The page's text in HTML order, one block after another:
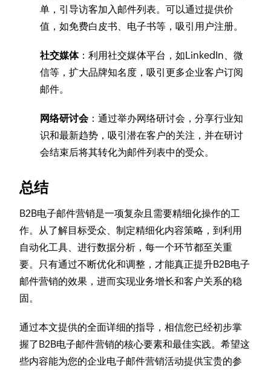
单，引导访客加入邮件列表。可以通过提供价
值，如免费白皮书、电子书等，吸引用户注册。
社交媒体：利用社交媒体平台，如LinkedIn、微
信等，扩大品牌知名度，吸引更多企业客户订阅
邮件。
网络研讨会：通过举办网络研讨会，分享行业知
识和最新趋势，吸引潜在客户的关注，并在研讨
会结束后将其转化为邮件列表中的受众。
总结
B2B电子邮件营销是一项复杂且需要精细化操作的工
作。从了解目标受众、制定精细化内容策略，到利用
自动化工具、进行数据分析，每一个环节都至关重
要。只有通过不断优化和调整，才能真正提升B2B电子
邮件营销的效果，进而实现业务增长和客户关系的稳
固。
通过本文提供的全面详细的指导，相信您已经初步掌
握了B2B电子邮件营销的核心要素和最佳实践。希望这
些内容能为您的企业电子邮件营销活动提供宝贵的参